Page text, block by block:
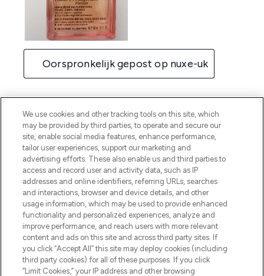
We use cookies and other tracking tools on this site, which
may be provided by third parties, to operate and secure our
site, enable social media features, enhance performance,
tailor user experiences, support our marketing and
advertising efforts. These also enable us and third parties to
access and record user and activity data, such as IP
addresses and online identifiers, referring URLs, searches
and interactions, browser and device details, and other
usage information, which may be used to provide enhanced
functionality and personalized experiences, analyze and
improve performance, and reach users with more relevant
content and ads on this site and across third party sites. If
you click “Accept All” this site may deploy cookies (including
third party cookies) for all of these purposes. If you click
“Limit Cookies,” your IP address and other browsing